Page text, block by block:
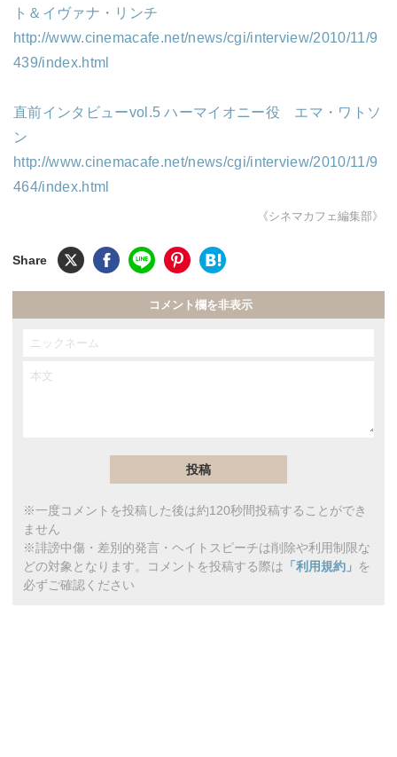
ト＆イヴァナ・リンチ
http://www.cinemacafe.net/news/cgi/interview/2010/11/9
439/index.html
直前インタビューvol.5 ハーマイオニー役 エマ・ワトソ
ン
http://www.cinemacafe.net/news/cgi/interview/2010/11/9
464/index.html
《シネマカフェ編集部》
コメント欄を非表示
※一度コメントを投稿した後は約120秒間投稿することができ
ません
※誹謗中傷・差別的発言・ヘイトスピーチは削除や利用制限な
どの対象となります。コメントを投稿する際は 「利用規約」 を
必ずご確認ください